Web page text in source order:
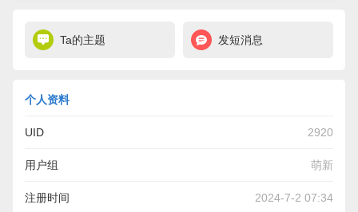
Ta的主题 发短消息
个人资料
UID 2920
用户组 萌新
注册时间 2024-7-2 07:34